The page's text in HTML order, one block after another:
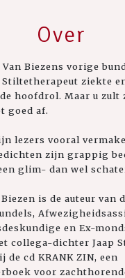
Over
Biezens vorige
ziekte
hoofdrol. Maar u zult
goed af.
lezers vooral
zijn grappig
glim- dan wel
is de auteur van
en Ex-
collega-dichter Jaap
de cd KRANK ZIN, een
voor